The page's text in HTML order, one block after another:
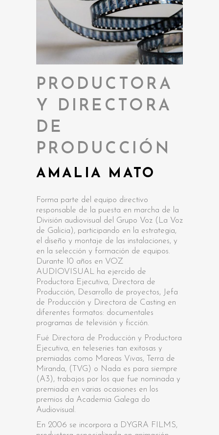
PRODUCTORA
Y DIRECTORA
DE
PRODUCCIÓN
AMALIA MATO
Forma parte del equipo directivo
responsable de la puesta en marcha de la
División audiovisual del Grupo Voz (La Voz
de Galicia), participando en la estrategia,
el diseño y montaje de las instalaciones, y
en la selección y formación de equipos.
Durante 10 años en VOZ
AUDIOVISUAL ha ejercido de
Productora Ejecutiva, Directora de
Producción, Desarrollo de proyectos, Jefa
de Producción y Directora de Casting en
diferentes formatos: documentales
programas de televisión y ficción.
Fué Directora de Producción y Productora
Ejecutiva, en teleseries tan exitosas y
premiadas como Mareas Vivas, Terra de
Miranda, (TVG) o Nada es para siempre
(A3), trabajos por los que fue nominada y
premiada en varias ocasiones en los
premios da Academia Galega do
Audiovisual.
En 2006 se incorpora a DYGRA FILMS,